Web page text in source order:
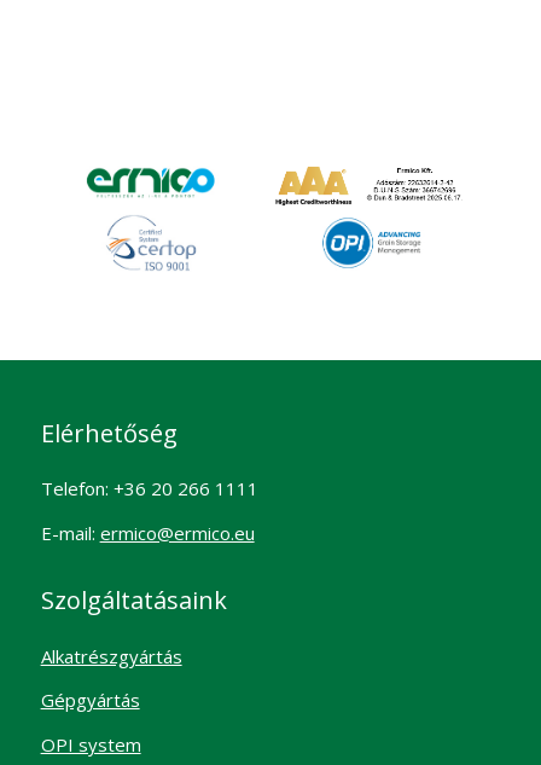
Elérhetőség
Telefon: +36 20 266 1111
E-mail: ermico@ermico.eu
Szolgáltatásaink
Alkatrészgyártás
Gépgyártás
OPI system